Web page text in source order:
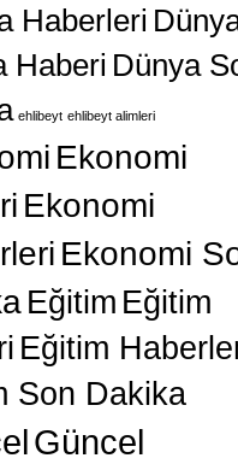
Haberleri
Haberi Dünya
ehlibeyt ehlibeyt alimleri
Ekonomi
Ekonomi
Ekonomi
Eğitim Eğitim
Eğitim
Son Dakika
Güncel